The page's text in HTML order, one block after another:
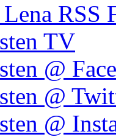
RSS
TV
@
@
@